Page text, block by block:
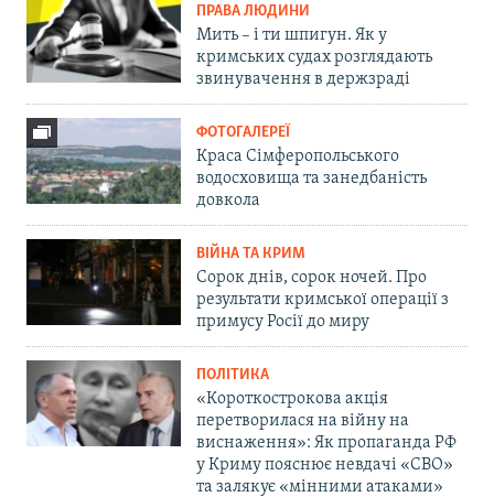
ПРАВА ЛЮДИНИ
Мить – і ти шпигун. Як у
кримських судах розглядають
звинувачення в держзраді
ФОТОГАЛЕРЕЇ
Краса Сімферопольського
водосховища та занедбаність
довкола
ВІЙНА ТА КРИМ
Сорок днів, сорок ночей. Про
результати кримської операції з
примусу Росії до миру
ПОЛІТИКА
«Короткострокова акція
перетворилася на війну на
виснаження»: Як пропаганда РФ
у Криму пояснює невдачі «СВО»
та залякує «мінними атаками»